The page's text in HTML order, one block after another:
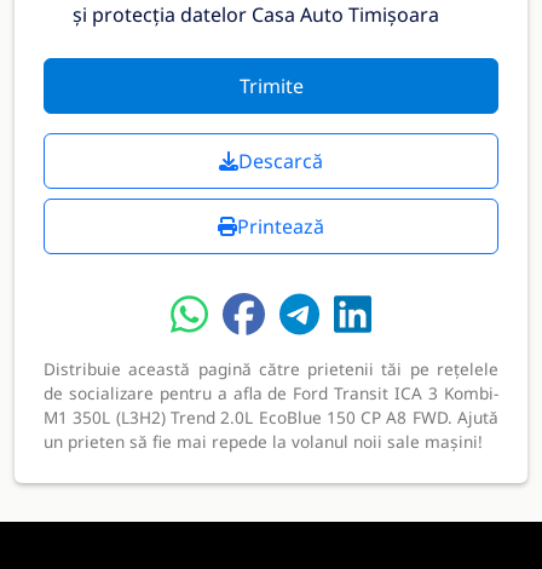
și protecția datelor Casa Auto Timișoara
Trimite
Descarcă
Printează
Distribuie această pagină către prietenii tăi pe rețelele
de socializare pentru a afla de Ford Transit ICA 3 Kombi-
M1 350L (L3H2) Trend 2.0L EcoBlue 150 CP A8 FWD. Ajută
un prieten să fie mai repede la volanul noii sale mașini!